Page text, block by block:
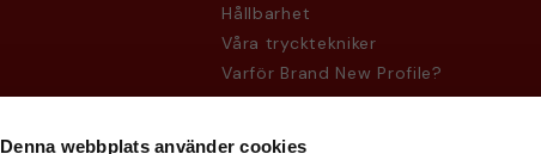
Denna webbplats använder cookies
Hållbarhet
Våra trycktekniker
Varför Brand New Profile?
Köpvillkor